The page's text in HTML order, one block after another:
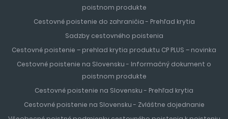
poistnom produkte
Cestovné poistenie do zahraničia - Prehľad krytia
Sadzby cestovného poistenia
Cestovné poistenie – prehlad krytia produktu CP PLUS – novinka
Cestovné poistenie na Slovensku - Informačný dokument o
poistnom produkte
Cestovné poistenie na Slovensku - Prehľad krytia
Cestovné poistenie na Slovensku - Zvláštne dojednanie